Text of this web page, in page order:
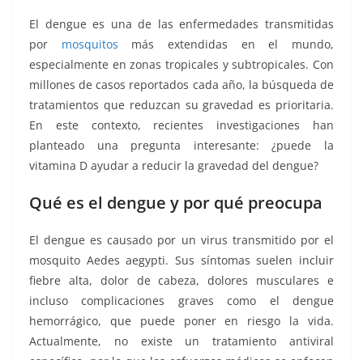
El dengue es una de las enfermedades transmitidas
por mosquitos más extendidas en el mundo,
especialmente en zonas tropicales y subtropicales. Con
millones de casos reportados cada año, la búsqueda de
tratamientos que reduzcan su gravedad es prioritaria.
En este contexto, recientes investigaciones han
planteado una pregunta interesante: ¿puede la
vitamina D ayudar a reducir la gravedad del dengue?
Qué es el dengue y por qué preocupa
El dengue es causado por un virus transmitido por el
mosquito Aedes aegypti. Sus síntomas suelen incluir
fiebre alta, dolor de cabeza, dolores musculares e
incluso complicaciones graves como el dengue
hemorrágico, que puede poner en riesgo la vida.
Actualmente, no existe un tratamiento antiviral